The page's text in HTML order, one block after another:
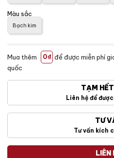
Màu sắc
Bạch kim
Mua thêm 0₫ để được miễn phí
quốc
TẠM
Liên hệ để
TƯ
Tư vấn kích
LIÊN